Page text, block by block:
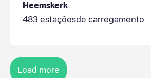
Heemskerk
483 estaçõesde carregamento
Load more